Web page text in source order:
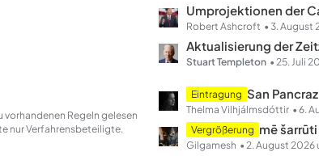
L
e
t
z
e
Umprojektionen der
Robert Ashcroft 3. August
Aktualisierung der
Stuart Templeton 25. Juli
vorhandenen Regeln gelesen
nur Verfahrensbeteiligte.
L
e
t
z
Eintragung San
Thelma Vilhjálmsdóttir
6.
Vergrößerung mē šarrūti
Gilgamesh 2. August 2026